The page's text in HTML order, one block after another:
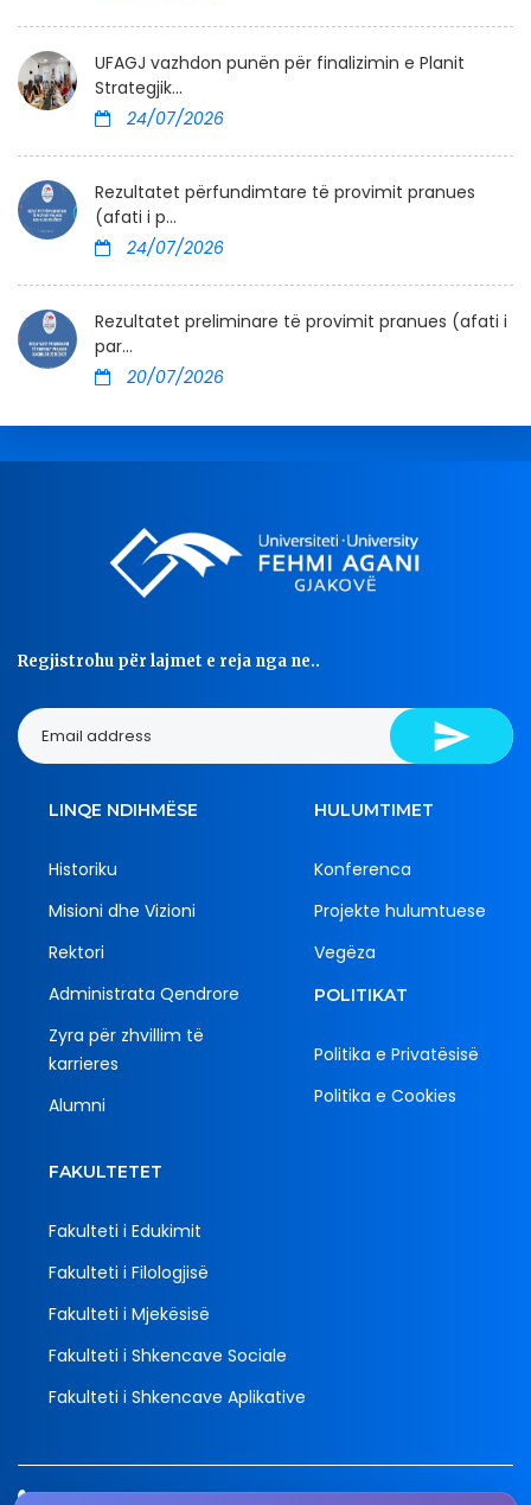
UFAGJ vazhdon punën për finalizimin e Planit
Strategjik...
24/07/2026
Rezultatet përfundimtare të provimit pranues
(afati i p...
24/07/2026
Rezultatet preliminare të provimit pranues (afati i
par...
20/07/2026
Regjistrohu për lajmet e reja nga ne..
LINQE NDIHMËSE
Historiku
Misioni dhe Vizioni
Rektori
Administrata Qendrore
Zyra për zhvillim të
karrieres
Alumni
HULUMTIMET
Konferenca
Projekte hulumtuese
Vegëza
POLITIKAT
Politika e Privatësisë
Politika e Cookies
FAKULTETET
Fakulteti i Edukimit
Fakulteti i Filologjisë
Fakulteti i Mjekësisë
Fakulteti i Shkencave Sociale
Fakulteti i Shkencave Aplikative
Tel.